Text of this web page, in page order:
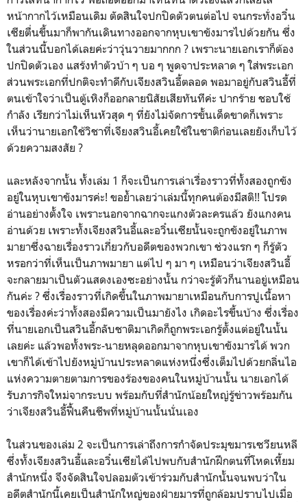
หน้ากากไว้เหมือนเดิม ตัดสินใจปกปิดตัวตนต่อไป จนกระทั่งอวิ๋น
เซียตื่นขึ้นมาก็พากันเดินทางออกจากหุบเขาขังมารไปด้วยกัน ซึ่ง
ในส่วนนี้บอกได้เลยค่ะว่าวุ่นวายมากกก ? เพราะนายเอกเราก็ต้อง
ปกปิดตัวเอง แสร้งทำตัวบ้า ๆ บอ ๆ พูดจาประหลาด ๆ ใส่พระเอก
ส่วนพระเอกที่ปกติจะทำดีกับเจียงสวินอี้ตลอด พอมาอยู่กับสวินอี้ที่
ตนเข้าใจว่าเป็นตู้เหิงก็ออกลายนิสัยเสียทันทีค่ะ ปากร้าย ชอบใช้
กำลัง เรียกว่าไม่เห็นหัวสุด ๆ ที่ยังไม่จัดการขั้นเด็ดขาดก็เพราะ
เห็นว่านายเอกใช้วิชาที่เจียงสวินอี้เคยใช้ในชาติก่อนเลยยังเก็บไว้
ด้วยความสงสัย ?
และหลังจากนั้น ทั้งเล่ม 1 ก็จะเป็นการเล่าเรื่องราวที่ทั้งสองถูกขัง
อยู่ในหุบเขาขังมารค่ะ! ขอย้ำเลยว่าเล่มนี้ทุกคนต้องมีสติ!! โปรด
อ่านอย่างตั้งใจ เพราะนอกจากฉากจะแกงตัวละครแล้ว ยังแกงคน
อ่านด้วย เพราะทั้งเจียงสวินอี้และอวิ๋นเซียนั้นจะถูกขังอยู่ในภาพ
มายาซึ่งฉายเรื่องราวเกี่ยวกับอดีตของพวกเขา ช่วงแรก ๆ ก็รู้ตัว
หรอกว่าที่เห็นเป็นภาพมายา แต่ไป ๆ มา ๆ เหมือนว่าเจียงสวินอี้
จะกลายมาเป็นตัวแสดงเองซะอย่างนั้น กว่าจะรู้ตัวก็นานอยู่เหมือน
กันค่ะ ? ซึ่งเรื่องราวที่เกิดขึ้นในภาพมายาเหมือนกับการปูเนื้อหา
ของเรื่องค่ะว่าทั้งสองมีความเป็นมายังไง เกิดอะไรขึ้นบ้าง ซึ่งเรื่อง
ที่นายเอกเป็นสวินอี้กลับชาติมาเกิดก็ถูกพระเอกรู้ตั้งแต่อยู่ในนั้น
เลยค่ะ แล้วพอทั้งพระ-นายหลุดออกมาจากหุบเขาขังมารได้ พวก
เขาก็ได้เข้าไปยังหมู่บ้านประหลาดแห่งหนึ่งซึ่งเต็มไปด้วยกลิ่นไอ
แห่งความตายตามการของร้องของคนในหมู่บ้านนั้น นายเอกได้
รับภารกิจใหม่จากระบบ พร้อมกับที่สำนักน้อยใหญ่รู้ข่าวพร้อมกัน
ว่าเจียงสวินอี้ฟื้นคืนชีพที่หมู่บ้านนั้นนั่นเอง
ในส่วนของเล่ม 2 จะเป็นการเล่าถึงการกำจัดประมุขมารเซวียนหลี
ซึ่งทั้งเจียงสวินอี้และอวิ๋นเซียได้ไปพบกับสำนักฝึกตนที่โหดเหี้ยม
สำนักหนึ่ง จึงจัดสินใจปลอมตัวเข้าร่วมกับสำนักนั้นจนพบว่าใน
อดีตสำนักนี้เคยเป็นสำนักใหญ่ของฝ่ายมารที่ถูกล้อมปราบไปเมื่อ